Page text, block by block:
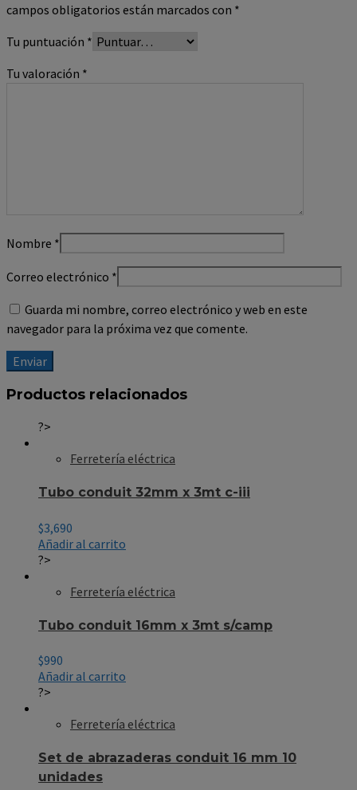
campos obligatorios están marcados con *
Tu puntuación *
Tu valoración *
Nombre *
Correo electrónico *
Guarda mi nombre, correo electrónico y web en este
navegador para la próxima vez que comente.
Productos relacionados
?>
Ferretería eléctrica
Tubo conduit 32mm x 3mt c-iii
$3,690
Añadir al carrito
?>
Ferretería eléctrica
Tubo conduit 16mm x 3mt s/camp
$990
Añadir al carrito
?>
Ferretería eléctrica
Set de abrazaderas conduit 16 mm 10
unidades